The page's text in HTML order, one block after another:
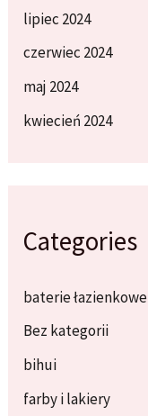
lipiec 2024
czerwiec 2024
maj 2024
kwiecień 2024
Categories
baterie łazienkowe
Bez kategorii
bihui
farby i lakiery